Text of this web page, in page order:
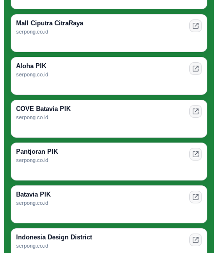
Mall Ciputra CitraRaya
serpong.co.id
Aloha PIK
serpong.co.id
COVE Batavia PIK
serpong.co.id
Pantjoran PIK
serpong.co.id
Batavia PIK
serpong.co.id
Indonesia Design District
serpong.co.id